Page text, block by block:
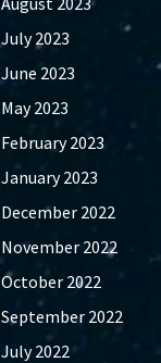
July 2023
June 2023
May 2023
February 2023
January 2023
December 2022
November 2022
October 2022
September 2022
July 2022